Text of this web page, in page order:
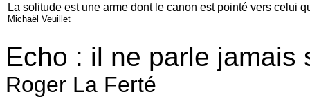
La solitude est une arme dont le canon est pointé vers celui
Michaël Veuillet
Echo : il ne parle jamais
Roger La Ferté